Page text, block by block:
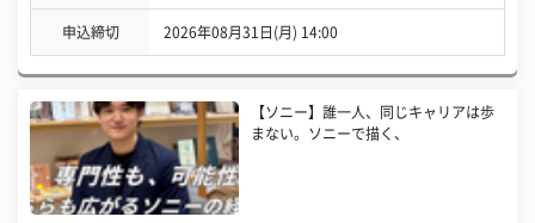
申込締切 2026年08月31日(月) 14:00
【ソニー】誰一人、同じキャリアは歩
まない。ソニーで描く、